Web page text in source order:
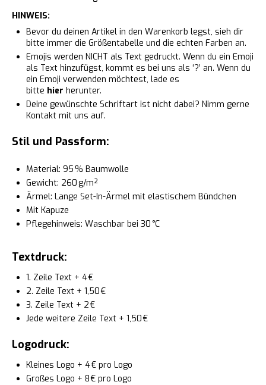
HINWEIS:
Bevor du deinen Artikel in den Warenkorb legst, sieh dir
bitte immer die Größentabelle und die echten Farben an.
Emojis werden NICHT als Text gedruckt. Wenn du ein Emoji
als Text hinzufügst, kommt es bei uns als ‘?’ an. Wenn du
ein Emoji verwenden möchtest, lade es
bitte hier herunter.
Deine gewünschte Schriftart ist nicht dabei? Nimm gerne
Kontakt mit uns auf.
Stil und Passform:
Material: 95 % Baumwolle
Gewicht: 260 g/m²
Ärmel: Lange Set-In-Ärmel mit elastischem Bündchen
Mit Kapuze
Pflegehinweis: Waschbar bei 30 °C
Textdruck:
1. Zeile Text + 4 €
2. Zeile Text + 1,50 €
3. Zeile Text + 2 €
Jede weitere Zeile Text + 1,50 €
Logodruck:
Kleines Logo + 4 € pro Logo
Großes Logo + 8 € pro Logo